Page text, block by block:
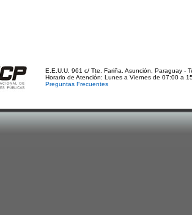
E.E.U.U. 961 c/ Tte. Fariña. Asunción, Paraguay -
Horario de Atención: Lunes a Viernes de 07:00 a
Preguntas Frecuentes